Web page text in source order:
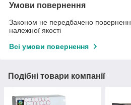
Умови повернення
Законом не передбачено
належної якості
Всі умови повернення
Подібні товари компанії